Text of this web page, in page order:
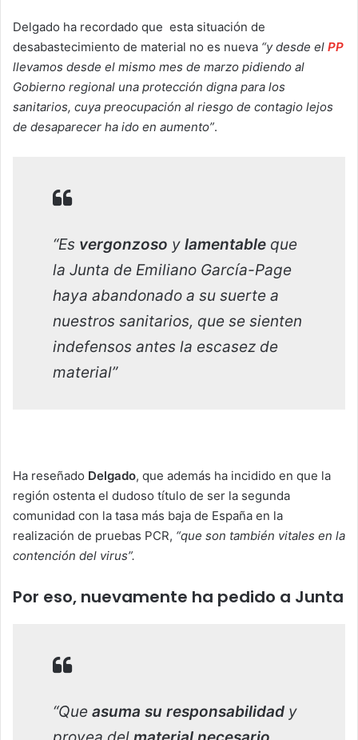
Delgado ha recordado que esta situación de
desabastecimiento de material no es nueva “y desde el PP
llevamos desde el mismo mes de marzo pidiendo al
Gobierno regional una protección digna para los
sanitarios, cuya preocupación al riesgo de contagio lejos
de desaparecer ha ido en aumento”.
“Es vergonzoso y lamentable que
la Junta de Emiliano García-Page
haya abandonado a su suerte a
nuestros sanitarios, que se sienten
indefensos antes la escasez de
material”
Ha reseñado Delgado, que además ha incidido en que la
región ostenta el dudoso título de ser la segunda
comunidad con la tasa más baja de España en la
realización de pruebas PCR, “que son también vitales en la
contención del virus”.
Por eso, nuevamente ha pedido a Junta
“Que asuma su responsabilidad y